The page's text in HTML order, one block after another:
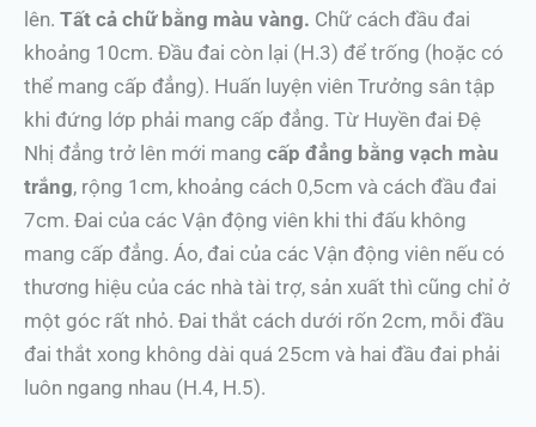
lên. Tất cả chữ bằng màu vàng. Chữ cách đầu đai
khoảng 10cm. Đầu đai còn lại (H.3) để trống (hoặc có
thể mang cấp đẳng). Huấn luyện viên Trưởng sân tập
khi đứng lớp phải mang cấp đẳng. Từ Huyền đai Đệ
Nhị đẳng trở lên mới mang cấp đẳng bằng vạch màu
trắng, rộng 1cm, khoảng cách 0,5cm và cách đầu đai
7cm. Đai của các Vận động viên khi thi đấu không
mang cấp đẳng. Áo, đai của các Vận động viên nếu có
thương hiệu của các nhà tài trợ, sản xuất thì cũng chỉ ở
một góc rất nhỏ. Đai thắt cách dưới rốn 2cm, mỗi đầu
đai thắt xong không dài quá 25cm và hai đầu đai phải
luôn ngang nhau (H.4, H.5).